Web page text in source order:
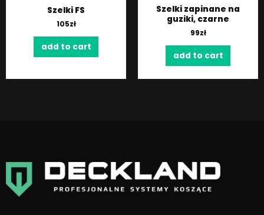
Szelki FS
105zł
add to cart
Szelki zapinane na
guziki, czarne
99zł
add to cart